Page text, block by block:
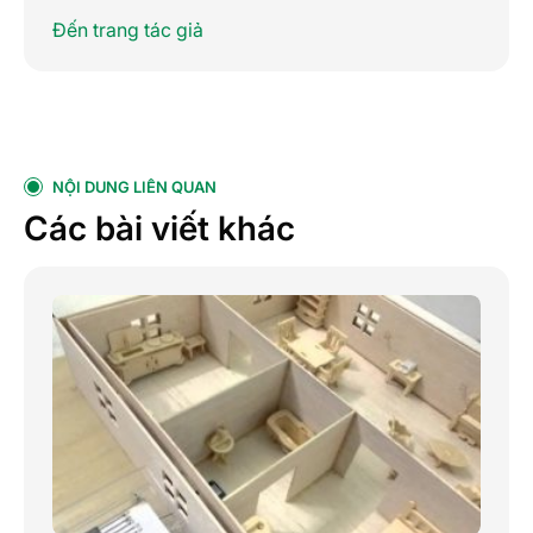
Đến trang tác giả
NỘI DUNG LIÊN QUAN
Các bài viết khác